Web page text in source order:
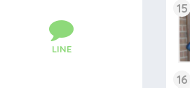
LINE
15
16